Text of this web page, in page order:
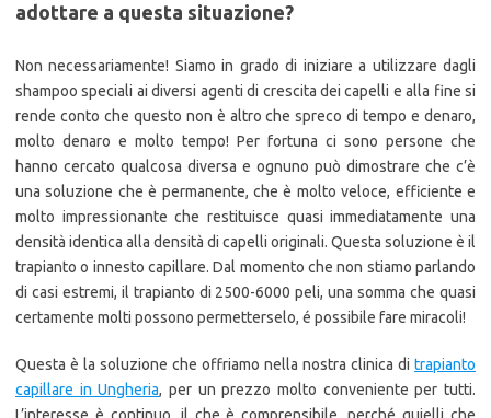
adottare a questa situazione?
Non necessariamente! Siamo in grado di iniziare a utilizzare dagli
shampoo speciali ai diversi agenti di crescita dei capelli e alla fine si
rende conto che questo non è altro che spreco di tempo e denaro,
molto denaro e molto tempo! Per fortuna ci sono persone che
hanno cercato qualcosa diversa e ognuno può dimostrare che c’è
una soluzione che è permanente, che è molto veloce, efficiente e
molto impressionante che restituisce quasi immediatamente una
densità identica alla densità di capelli originali. Questa soluzione è il
trapianto o innesto capillare. Dal momento che non stiamo parlando
di casi estremi, il trapianto di 2500-6000 peli, una somma che quasi
certamente molti possono permetterselo, é possibile fare miracoli!
Questa è la soluzione che offriamo nella nostra clinica di trapianto
capillare in Ungheria, per un prezzo molto conveniente per tutti.